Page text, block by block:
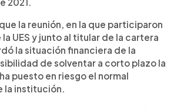
la reunión, en la que participaron
UES y junto al titular de la cartera
la situación financiera de la
de solventar a corto plazo la
puesto en riesgo el normal
la institución.